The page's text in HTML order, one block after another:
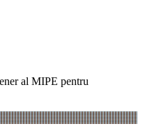
al MIPE pentru